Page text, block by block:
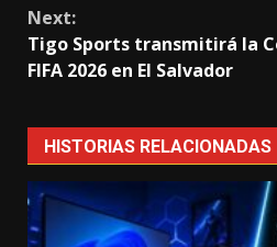
Next:
Tigo Sports transmitirá la
FIFA 2026 en El Salvador
HISTORIAS RELACIONADAS